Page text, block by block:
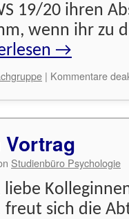
19/20 ihren
wenn ihr zu
→
| Kommentare
Vortrag
Studienbüro Psychologie
freut sich die